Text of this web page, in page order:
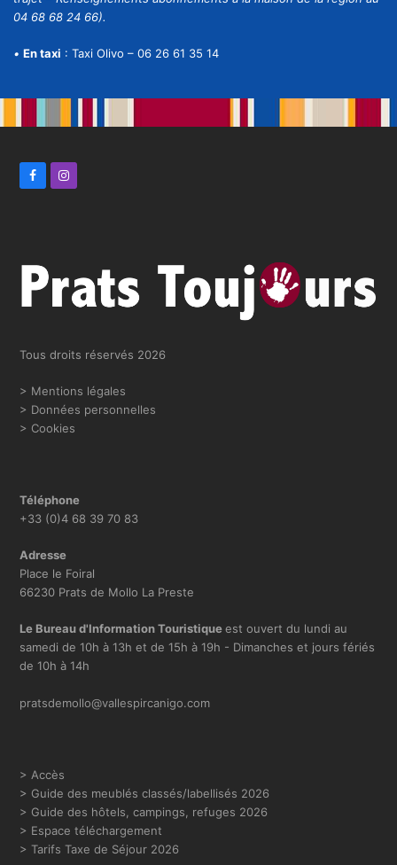
04 68 68 24 66).
• En taxi : Taxi Olivo – 06 26 61 35 14
b
k
a
g
a
m
Tous droits réservés 2026
> Mentions légales
> Données personnelles
> Cookies
Téléphone
+33 (0)4 68 39 70 83
Adresse
Place le Foiral
66230 Prats de Mollo La Preste
Le Bureau d'Information Touristiqueest ouvert du lundi au
samedi de 10h à 13h et de 15h à 19h - Dimanches et jours fériés
de 10h à 14h
pratsdemollo@vallespircanigo.com
> Accès
> Guide des meublés classés/labellisés 2026
> Guide des hôtels, campings, refuges 2026
> Espace téléchargement
> Tarifs Taxe de Séjour 2026